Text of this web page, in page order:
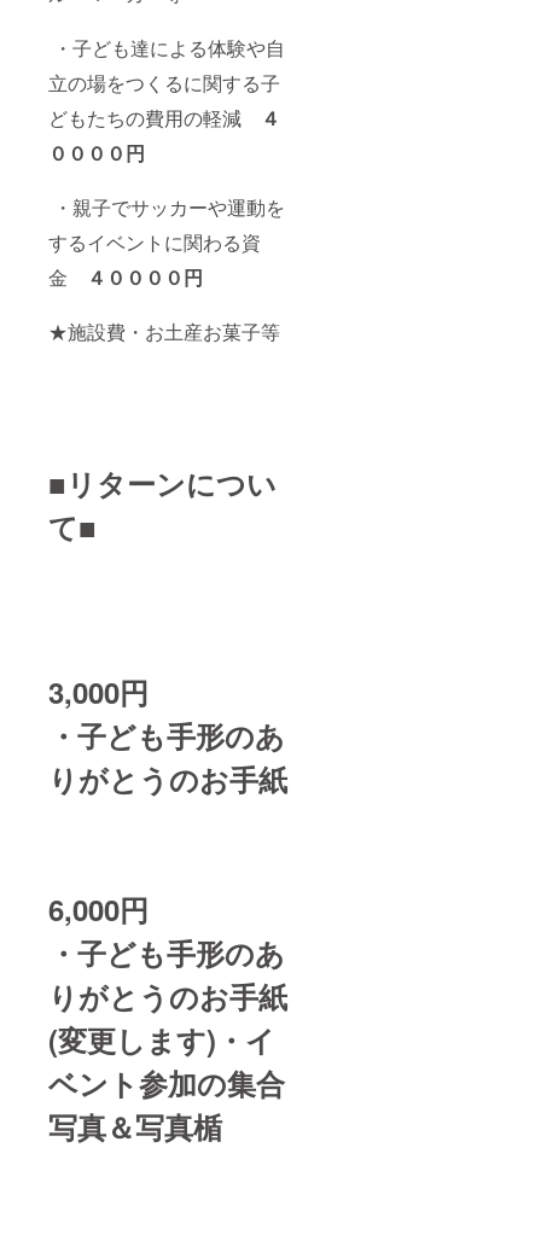
・子ども達による体験や自
立の場をつくるに関する子
どもたちの費用の軽減
４
００００円
・親子でサッカーや運動を
するイベントに関わる資
金
４ ００００円
★施設費・お土産お菓子等
■リターンについ
て■
3,000円
・子ども手形のあ
りがとうのお手紙
6,000円
・子ども手形のあ
りがとうのお手紙
(変更します)・イ
ベント参加の集合
写真＆写真楯